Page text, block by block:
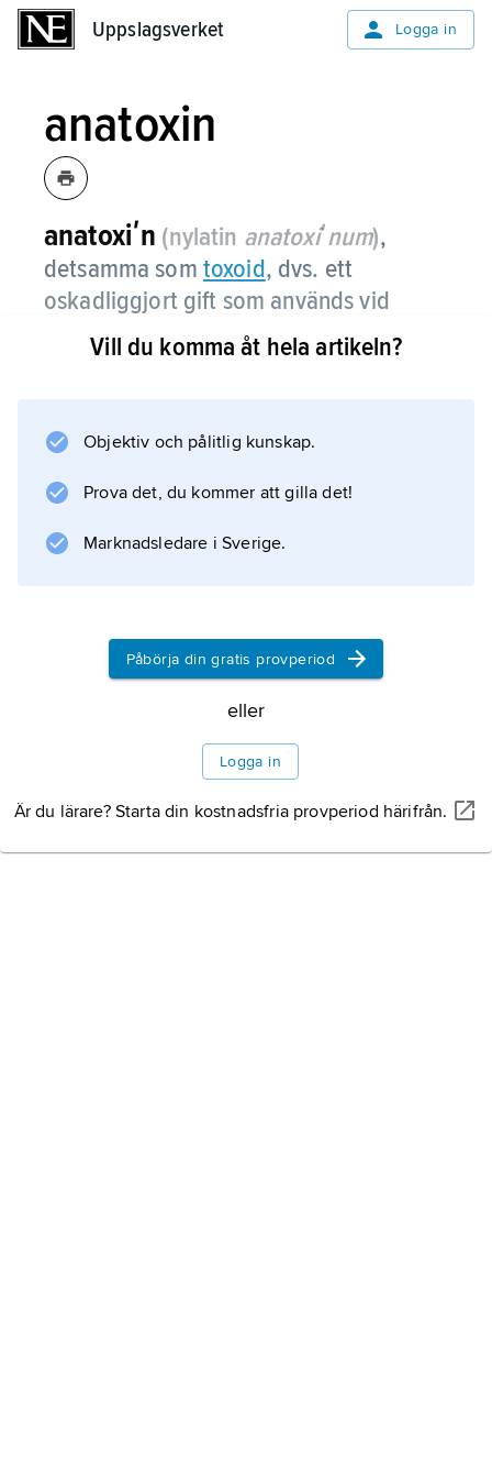
Uppslagsverket Logga in
anatoxin
anatoxiʹn (nylatin anatoxiʹnum),
detsamma som toxoid, dvs. ett
oskadliggjort gift som används vid
vaccinationer.
Vill du komma åt hela artikeln?
Objektiv och pålitlig kunskap.
Prova det, du kommer att gilla det!
Marknadsledare i Sverige.
Påbörja din gratis provperiod
eller
Logga in
Är du lärare? Starta din kostnadsfria provperiod härifrån.